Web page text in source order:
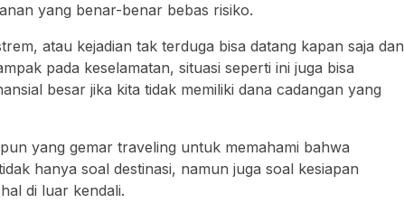
yang benar-benar bebas risiko.
atau kejadian tak terduga bisa datang kapan saja dan
pada keselamatan, situasi seperti ini juga bisa
besar jika kita tidak memiliki dana cadangan yang
yang gemar traveling untuk memahami bahwa
hanya soal destinasi, namun juga soal kesiapan
di luar kendali.